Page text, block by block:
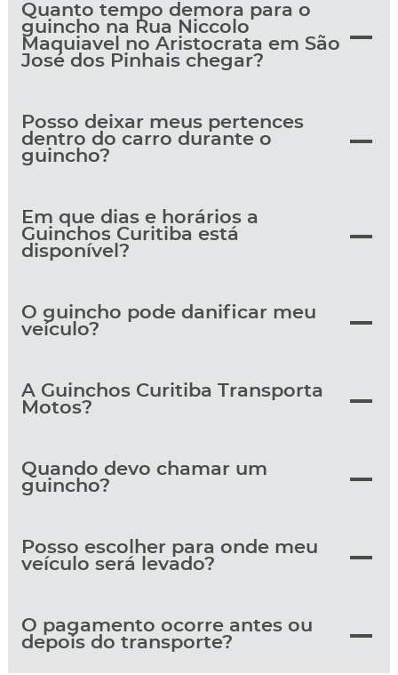
Quanto tempo demora para o
guincho na Rua Niccolo
Maquiavel no Aristocrata em São
José dos Pinhais chegar?
Posso deixar meus pertences
dentro do carro durante o
guincho?
Em que dias e horários a
Guinchos Curitiba está
disponível?
O guincho pode danificar meu
veículo?
A Guinchos Curitiba Transporta
Motos?
Quando devo chamar um
guincho?
Posso escolher para onde meu
veículo será levado?
O pagamento ocorre antes ou
depois do transporte?